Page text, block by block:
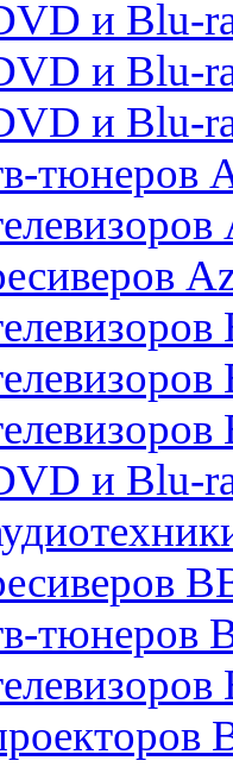
и Blu-
и Blu-
и Blu-
тюнеров
и Blu-
тюнеров